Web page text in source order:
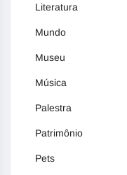
Literatura
Mundo
Museu
Música
Palestra
Patrimônio
Pets